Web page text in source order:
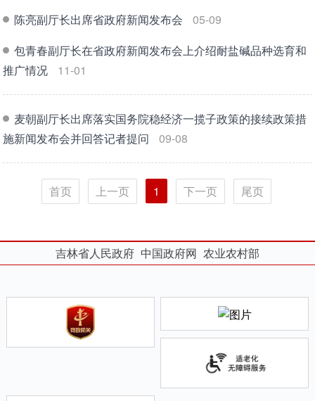
陈亮副厅长出席省政府新闻发布会
05-09
包青春副厅长在省政府新闻发布会上介绍耐盐碱品种选育和
推广情况
11-01
麦朝副厅长出席落实国务院稳经济一揽子政策的接续政策措
施新闻发布会并回答记者提问
09-08
首页 上一页 1 下一页 尾页
吉林省人民政府 中国政府网 农业农村部